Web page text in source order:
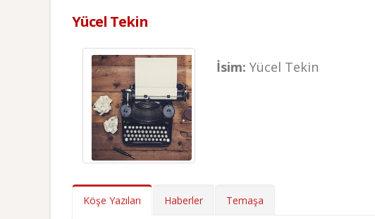
Yücel Tekin
İsim: Yücel Tekin
Köşe Yazıları Haberler Temaşa